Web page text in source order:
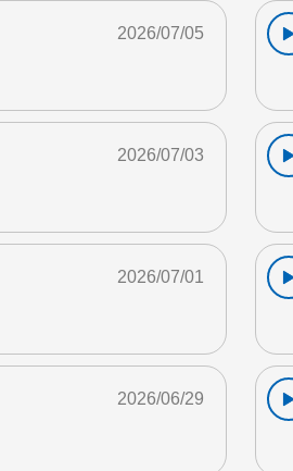
2026/07/05
2026/07/03
2026/07/01
2026/06/29